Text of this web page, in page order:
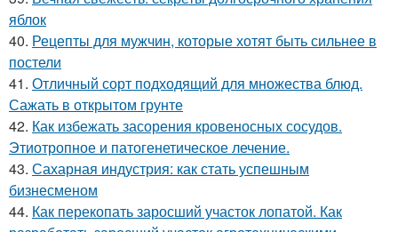
яблок
40. Рецепты для мужчин, которые хотят быть сильнее в
постели
41. Отличный сорт подходящий для множества блюд.
Сажать в открытом грунте
42. Как избежать засорения кровеносных сосудов.
Этиотропное и патогенетическое лечение.
43. Сахарная индустрия: как стать успешным
бизнесменом
44. Как перекопать заросший участок лопатой. Как